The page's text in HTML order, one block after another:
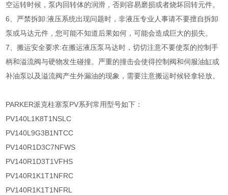
空运转时候，泵内回转体的润滑，否则容易磨损或者烧坏回转元件。
6、严禁拆卸:液压系统出现问题时，非液压专业人事请不要擅自拆卸
泵或马达元件，您可能不知道后果如何，可能会造成巨大的损失。
7、搬运安全要求:在搬运液压泵马达时，切切注意不要使泵的控制手
柄和溢流阀与硬物发生碰撞。严重的撞击会使得控制阀和伺服油缸或
补油泵以及溢流阀产生外漏油的现象，需要注意搬运时候轻拿轻放。
PARKER派克柱塞泵PV系列常用型号如下：
PV140L1K8T1NSLC
PV140L9G3B1NTCC
PV140R1D3C7NFWS
PV140R1D3T1VFHS
PV140R1K1T1NFRC
PV140R1K1T1NFRL